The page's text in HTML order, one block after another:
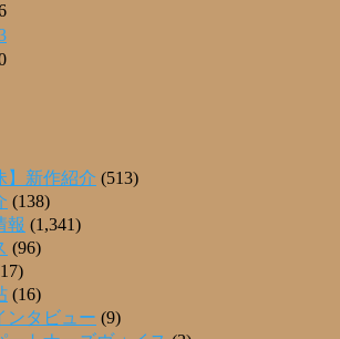
】新作紹介 (513)
(138)
報 (1,341)
(96)
(16)
ンタビュー (9)